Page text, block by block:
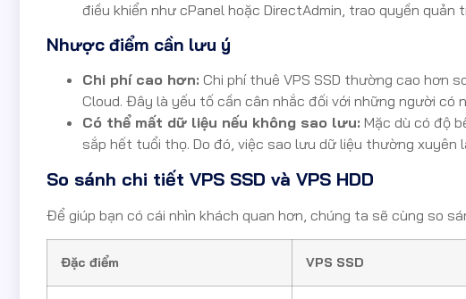
điều khiển như cPanel hoặc DirectAdmin, trao quyền quản
Nhược điểm cần lưu ý
Chi phí cao hơn: Chi phí thuê VPS SSD thường cao hơn
Cloud. Đây là yếu tố cần cân nhắc đối với những người có
Có thể mất dữ liệu nếu không sao lưu: Mặc dù có độ
sắp hết tuổi thọ. Do đó, việc sao lưu dữ liệu thường
So sánh chi tiết VPS SSD và VPS HDD
Để giúp bạn có cái nhìn khách quan hơn, chúng ta sẽ cùng so
Đặc điểm VPS SSD